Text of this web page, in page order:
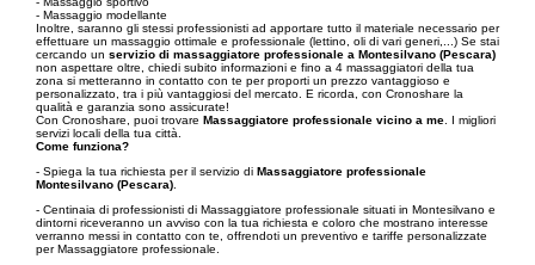
- Massaggio modellante
Inoltre, saranno gli stessi professionisti ad apportare tutto il materiale necessario per
effettuare un massaggio ottimale e professionale (lettino, oli di vari generi,...) Se stai
cercando un servizio di massaggiatore professionale a Montesilvano (Pescara)
non aspettare oltre, chiedi subito informazioni e fino a 4 massaggiatori della tua
zona si metteranno in contatto con te per proporti un prezzo vantaggioso e
personalizzato, tra i più vantaggiosi del mercato. E ricorda, con Cronoshare la
qualità e garanzia sono assicurate!
Con Cronoshare, puoi trovare Massaggiatore professionale vicino a me . I migliori
servizi locali della tua città.
Come funziona?
- Spiega la tua richiesta per il servizio di Massaggiatore professionale
Montesilvano (Pescara)
- Centinaia di professionisti di Massaggiatore professionale situati in Montesilvano e
dintorni riceveranno un avviso con la tua richiesta e coloro che mostrano interesse
verranno messi in contatto con te, offrendoti un preventivo e tariffe personalizzate
per Massaggiatore professionale.